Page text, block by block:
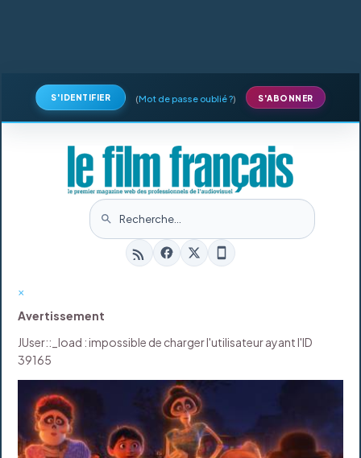
S'IDENTIFIER (Mot de passe oublié ?) S'ABONNER
×
Avertissement
JUser::_load : impossible de charger l'utilisateur ayant l'ID
39165